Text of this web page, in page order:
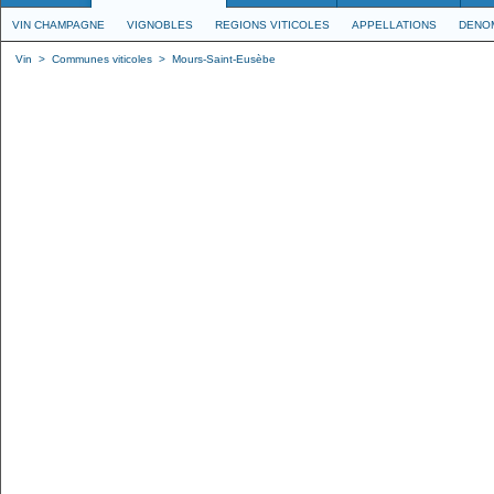
VIN CHAMPAGNE VIGNOBLES REGIONS VITICOLES APPELLATIONS
Vin > Communes viticoles > Mours-Saint-Eusèbe